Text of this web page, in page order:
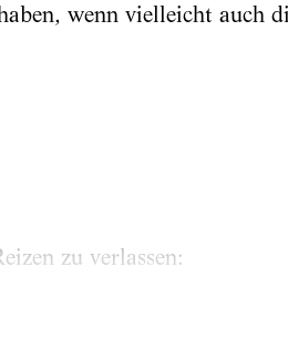
wenn vielleicht auch
zu verlassen: